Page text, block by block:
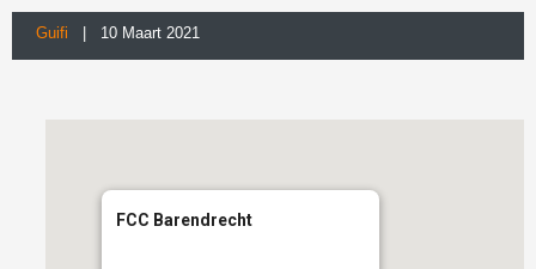
Guifi | 10 Maart 2021
FCC Barendrecht